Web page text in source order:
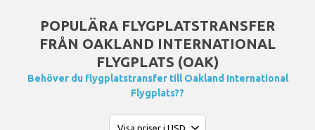
POPULÄRA FLYGPLATSTRANSFER
FRÅN OAKLAND INTERNATIONAL
FLYGPLATS (OAK)
Behöver du flygplatstransfer till Oakland International
Flygplats??